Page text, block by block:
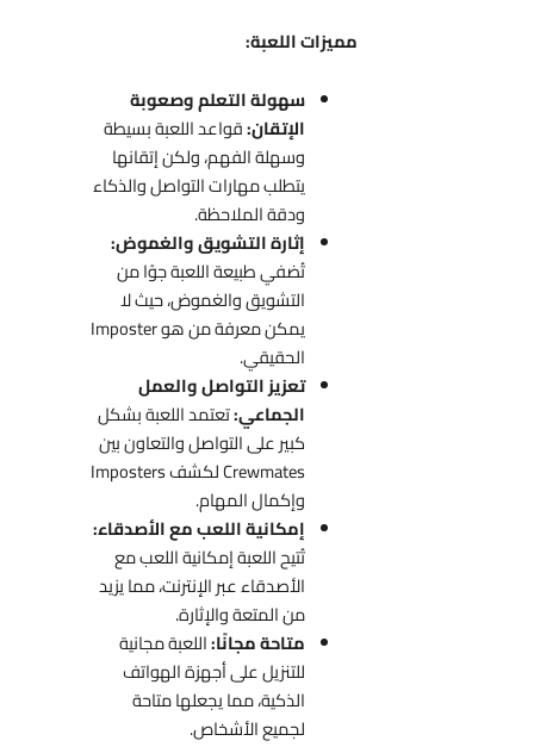
مميزات اللعبة:
سهولة التعلم وصعوبة
الإتقان:قواعد اللعبة بسيطة
وسهلة الفهم، ولكن إتقانها
يتطلب مهارات التواصل والذكاء
ودقة الملاحظة.
إثارة التشويق والغموض:
تُضفي طبيعة اللعبة جوًا من
التشويق والغموض، حيث لا
يمكن معرفة من هو Imposter
الحقيقي.
تعزيز التواصل والعمل
الجماعي:تعتمد اللعبة بشكل
كبير على التواصل والتعاون بين
Crewmates لكشف Imposters
وإكمال المهام.
إمكانية اللعب مع الأصدقاء:
تُتيح اللعبة إمكانية اللعب مع
الأصدقاء عبر الإنترنت، مما يزيد
من المتعة والإثارة.
متاحة مجانًا:اللعبة مجانية
للتنزيل على أجهزة الهواتف
الذكية، مما يجعلها متاحة
لجميع الأشخاص.